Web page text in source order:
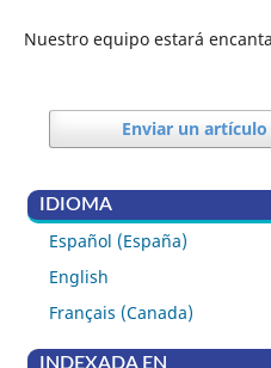
Nuestro equipo estará
Enviar un artículo
IDIOMA
Español (España)
English
Français (Canada)
INDEXADA EN